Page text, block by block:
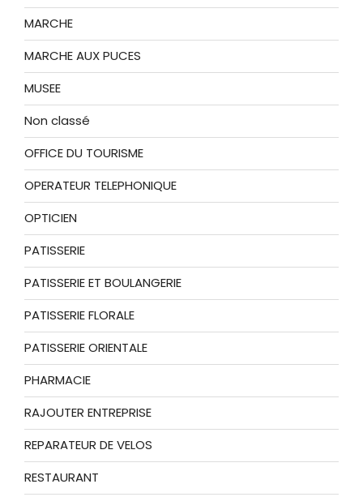
MARCHE
MARCHE AUX PUCES
MUSEE
Non classé
OFFICE DU TOURISME
OPERATEUR TELEPHONIQUE
OPTICIEN
PATISSERIE
PATISSERIE ET BOULANGERIE
PATISSERIE FLORALE
PATISSERIE ORIENTALE
PHARMACIE
RAJOUTER ENTREPRISE
REPARATEUR DE VELOS
RESTAURANT